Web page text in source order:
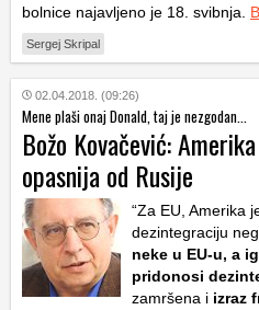
bolnice najavljeno je 18. svibnja.
Sergej Skripal
02.04.2018. (09:26)
Mene plaši onaj Donald, taj je nezgodan...
Božo Kovačević:
opasnija od Rusije
“Za EU, Amerika
dezintegraciju
neke u EU-u, a
pridonosi
zamršena i izraz